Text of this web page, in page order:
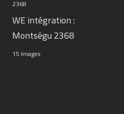
WE intégration :
Montségu 2368
15 Images